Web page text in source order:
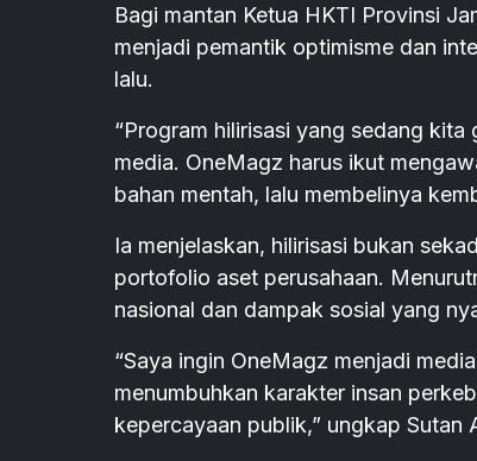
Bagi mantan Ketua HKTI Provinsi
menjadi pemantik optimisme dan
lalu.
“Program hilirisasi yang sedang
media. OneMagz harus ikut
bahan mentah, lalu membelinya
Ia menjelaskan, hilirisasi bukan
portofolio aset perusahaan.
nasional dan dampak sosial yang
“Saya ingin OneMagz menjadi
menumbuhkan karakter insan
kepercayaan publik,” ungkap Sutan